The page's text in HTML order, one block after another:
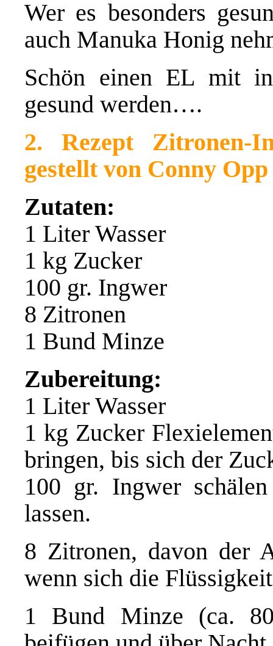
Wer es besonders
auch Manuka Honig
Schön einen EL mit
gesund werden….
2. Rezept Zitronen-
gestellt von Conny Opp
Zutaten:
1 Liter Wasser
1 kg Zucker
100 gr. Ingwer
8 Zitronen
1 Bund Minze
Zubereitung:
1 Liter Wasser
1 kg Zucker
bringen, bis sich der
100 gr. Ingwer
lassen.
8 Zitronen, davon der
wenn sich die
1 Bund Minze (ca.